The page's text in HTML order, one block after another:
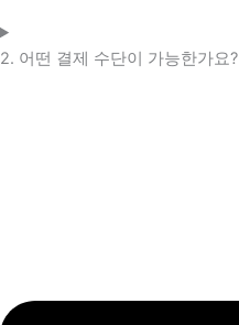
2. 어떤 결제 수단이 가능한가요?